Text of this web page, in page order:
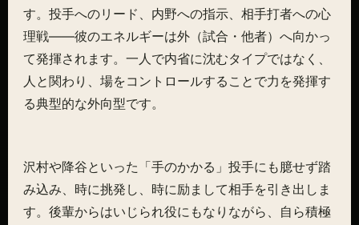
す。投手へのリード、内野への指示、相手打者への心
理戦——彼のエネルギーは外（試合・他者）へ向かっ
て発揮されます。一人で内省に沈むタイプではなく、
人と関わり、場をコントロールすることで力を発揮す
る典型的な外向型です。
沢村や降谷といった「手のかかる」投手にも臆せず踏
み込み、時に挑発し、時に励まして相手を引き出しま
す。後輩からはいじられ役にもなりながら、自ら積極